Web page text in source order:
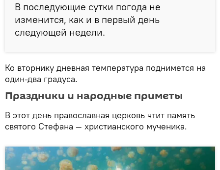
В последующие сутки погода не
изменится, как и в первый день
следующей недели.
Ко вторнику дневная температура поднимется на
один-два градуса.
Праздники и народные приметы
В этот день православная церковь чтит память
святого Стефана — христианского мученика.